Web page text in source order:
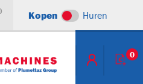
Kopen Huren
0